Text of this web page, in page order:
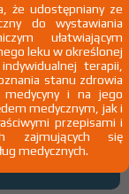
ATC
że udostępniany ze
do wystawiania
ułatwiającym
leku w określonej
terapii,
stanu zdrowia
medycyny i na jego
medycznym, jak i
przepisami i
zajmujących się
medycznych.